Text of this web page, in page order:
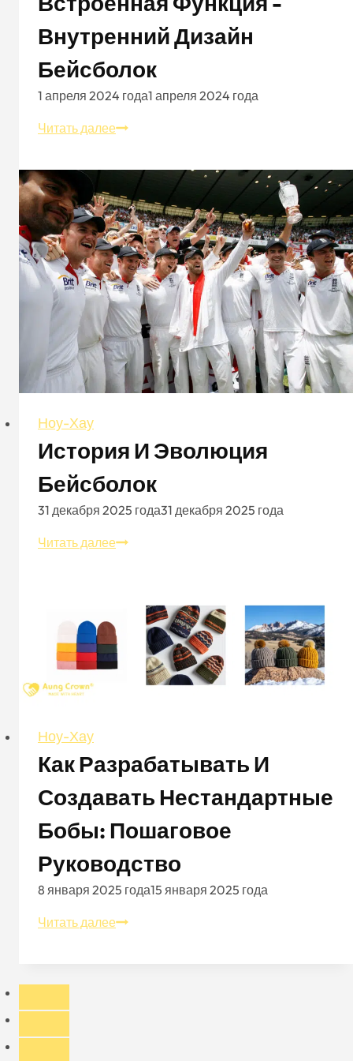
Внутренний Дизайн
Бейсболок
1 апреля 2024 года1 апреля 2024 года
Читать далееВстроенная
-
внутренний
дизайн
бейсболок
Ноу-Хау
История И Эволюция
Бейсболок
31 декабря 2025 года31 декабря 2025 года
Читать далееИстория
Ноу-Хау
Как Разрабатывать И
Создавать Нестандартные
Бобы: Пошаговое
Руководство
8 января 2025 года15 января 2025 года
Читать далееКак